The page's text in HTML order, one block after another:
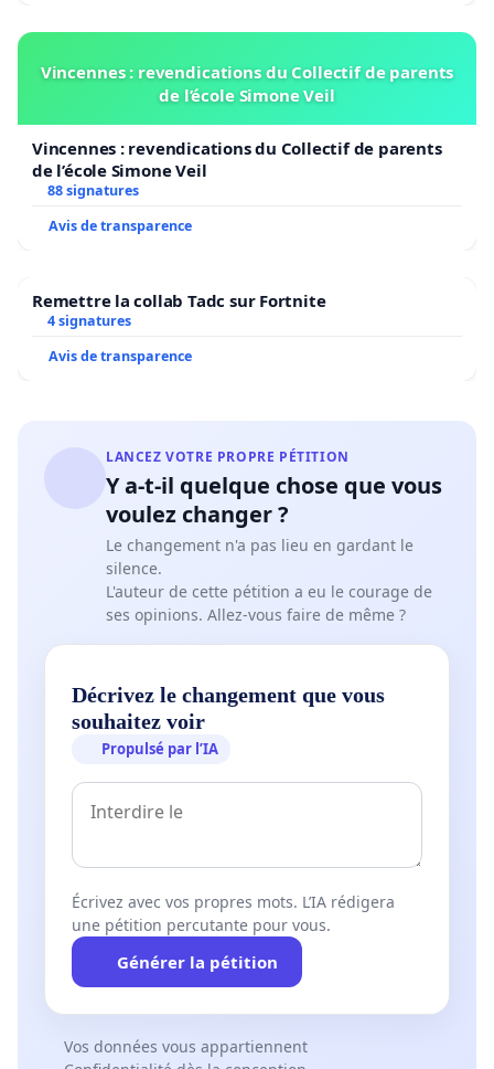
Vincennes : revendications du Collectif de parents
de l’école Simone Veil
Vincennes : revendications du Collectif de parents
de l’école Simone Veil
88 signatures
Avis de transparence
Remettre la collab Tadc sur Fortnite
4 signatures
Avis de transparence
LANCEZ VOTRE PROPRE PÉTITION
Y a-t-il quelque chose que vous
voulez changer ?
Le changement n'a pas lieu en gardant le
silence.
L'auteur de cette pétition a eu le courage de
ses opinions. Allez-vous faire de même ?
Décrivez le changement que vous
souhaitez voir
Propulsé par l’IA
Écrivez avec vos propres mots. L’IA rédigera
une pétition percutante pour vous.
Générer la pétition
Vos données vous appartiennent